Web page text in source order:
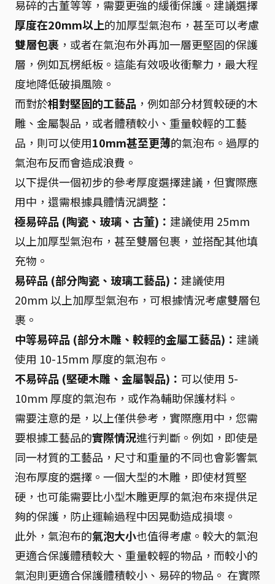
易碎的古董等等，需要更強的緩衝保護。建議選擇
厚度在20mm以上的加厚型氣泡布，甚至可以考慮
雙層包裹 ，或者在氣泡布外再加一層更堅固的保護
層，例如瓦楞紙板。這能有效吸收衝擊力，最大程
度地降低破損風險。
而對於相對堅固的工藝品 ，例如部分材質較硬的木
雕、金屬製品，或者體積較小、重量較輕的工藝
品，則可以使用10mm甚至更薄的氣泡布。過厚的
氣泡布反而會造成浪費。
以下提供一個初步的參考厚度選擇建議，但實際應
用中，還需根據具體情況調整：
極易碎品 (陶瓷、玻璃、古董)： 建議使用 25mm
以上加厚型氣泡布，甚至雙層包裹，並搭配其他填
充物。
易碎品 (部分陶瓷、玻璃工藝品)： 建議使用
20mm 以上加厚型氣泡布，可根據情況考慮雙層包
裹。
中等易碎品 (部分木雕、較輕的金屬工藝品)： 建議
使用 10-15mm 厚度的氣泡布。
不易碎品 (堅硬木雕、金屬製品)： 可以使用 5-
10mm 厚度的氣泡布，或作為輔助保護材料。
需要注意的是，以上僅供參考，實際應用中，您需
要根據工藝品的實際情況進行判斷。例如，即使是
同一材質的工藝品，尺寸和重量的不同也會影響氣
泡布厚度的選擇。一個大型的木雕，即使材質堅
硬，也可能需要比小型木雕更厚的氣泡布來提供足
夠的保護，防止運輸過程中因晃動造成損壞。
此外，氣泡布的氣泡大小也值得考慮。較大的氣泡
更適合保護體積較大、重量較輕的物品，而較小的
氣泡則更適合保護體積較小、易碎的物品。 在實際